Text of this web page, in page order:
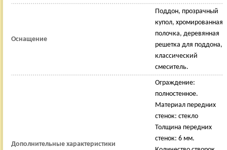
Оснащение
Поддон, прозрачный
купол, хромированная
полочка, деревянная
решетка для поддона,
классический
смеситель.
Дополнительные характеристики
Ограждение:
полностенное.
Материал передних
стенок: стекло
Толщина передних
стенок: 6 мм.